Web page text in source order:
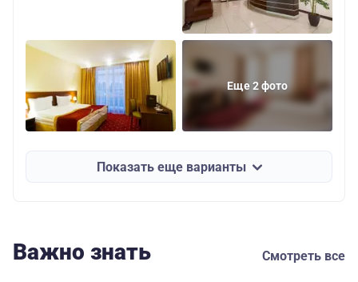
Еще 2 фото
Показать еще варианты
Важно знать Смотреть все